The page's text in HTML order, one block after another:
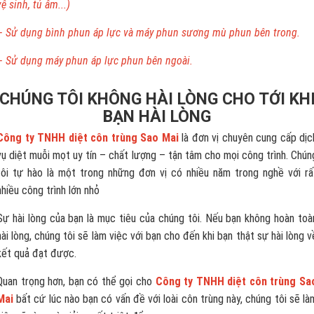
sinh, tủ âm...)
Sử dụng bình phun áp lực và máy phun sương mù phun bên trong.
Sử dụng máy phun áp lực phun bên ngoài.
TÔI KHÔNG HÀI LÒNG CHO TỚI
BẠN HÀI LÒNG
ty TNHH diệt côn trùng Sao Mailà đơn vị chuyên cung cấp
diệt muỗi mọt uy tín – chất lượng – tận tâm cho mọi công trình.
tự hào là một trong những đơn vị có nhiều năm trong nghề với
công trình lớn nhỏ
hài lòng của bạn là mục tiêu của chúng tôi. Nếu bạn không hoàn
lòng, chúng tôi sẽ làm việc với bạn cho đến khi bạn thật sự hài lòng
quả đạt được.
trọng hơn, bạn có thể gọi cho Công ty TNHH diệt côn trùng
bất cứ lúc nào bạn có vấn đề với loài côn trùng này, chúng tôi sẽ